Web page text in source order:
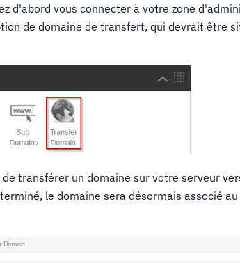
d'abord vous connecter à votre zone
de domaine de transfert, qui devrait être
transférer un domaine sur votre serveur
le domaine sera désormais associé